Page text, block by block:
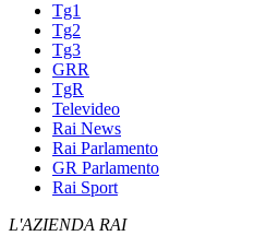
Tg1
Tg2
Tg3
GRR
TgR
Televideo
Rai News
Rai Parlamento
GR Parlamento
Rai Sport
L'AZIENDA RAI